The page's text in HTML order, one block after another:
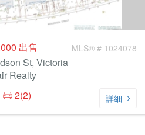
出售 MLS® # 1024078
St, Victoria
Realty
2(2) 詳細